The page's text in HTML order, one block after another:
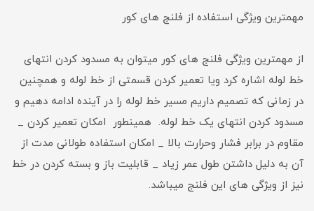
مهمترین ویژگی استفاده از فلنج های کور
از مهمترین ویژگی فلنج های کور میتوان به مسدود کردن انتهای
خط لوله اشاره کرد ویا تعمیر کردن قسمتی از خط لوله و همچنین
در زمانی که تصمیم داریم مسیر خط لوله را در آینده ادامه دهیم و
مسدود کردن انتهای یک خط لوله. همینطور امکان تعمیر کردن _
مقاوم در برابر فشار وحرارت بالا _ امکان استفاده طولانی مدت از
آن به دلیل داشتن طول عمر زیاد _ قابلیت باز و بسته کردن در خط
نیز از ویژگی های این فلنج میباشد.